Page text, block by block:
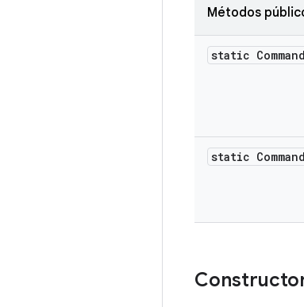
Métodos
static Command
static Command